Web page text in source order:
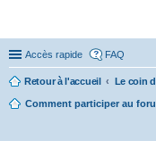
Accès rapide FAQ
Retour à l'accueil Le coin
Comment participer au